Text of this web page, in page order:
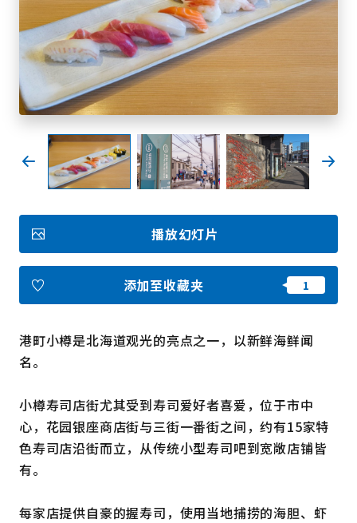
北海道简介
按旅游主题搜索
享受雨天
七个国立公园
邂逅美景
基础知识
收藏
book gram ube gram book
图库影集
视频
使用条款
链接
港町小樽是北海道观光的亮点之一，以新鲜海鲜闻
名。
小樽寿司店街尤其受到寿司爱好者喜爱，位于市中
心，花园银座商店街与三街一番街之间，约有15家特
色寿司店沿街而立，从传统小型寿司吧到宽敞店铺皆
有。
每家店提供自豪的握寿司，使用当地捕捞的海胆、虾
播放幻灯片
添加至收藏夹